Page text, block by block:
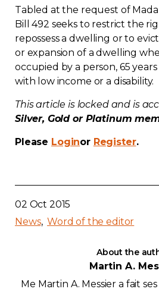
Various
Rebates APQ
App APQ
Media
FAQ
Members zone
Tabled at the request of
Bill 492 seeks to restrict the
repossess a dwelling or to
or expansion of a dwelling
occupied by a person, 65
with low income or a disability.
This article is locked and is
Silver, Gold or Platinum
Please Loginor Register.
02 Oct 2015
News Word of the editor
About the
Martin A.
Me Martin A. Messier a fait